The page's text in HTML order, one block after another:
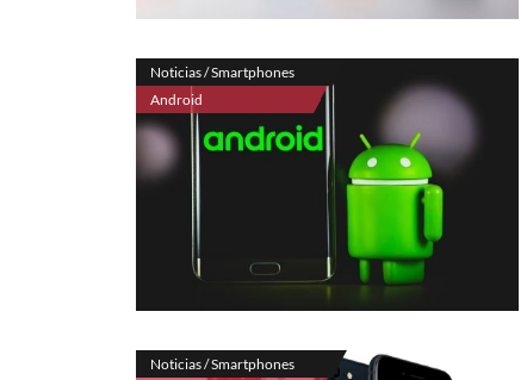
Noticias / Smartphones
Android
Noticias / Smartphones